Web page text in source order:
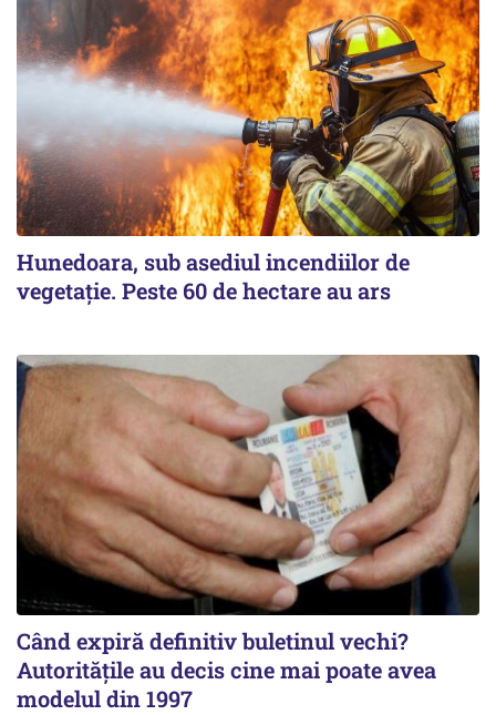
Hunedoara, sub asediul incendiilor de
vegetație. Peste 60 de hectare au ars
Când expiră definitiv buletinul vechi?
Autoritățile au decis cine mai poate avea
modelul din 1997